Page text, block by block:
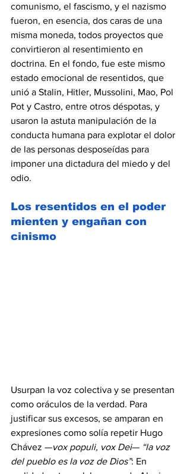
comunismo, el fascismo, y el nazismo
fueron, en esencia, dos caras de una
misma moneda, todos proyectos que
convirtieron al resentimiento en
doctrina. En el fondo, fue este mismo
estado emocional de resentidos, que
unió a Stalin, Hitler, Mussolini, Mao, Pol
Pot y Castro, entre otros déspotas, y
usaron la astuta manipulación de la
conducta humana para explotar el dolor
de las personas desposeídas para
imponer una dictadura del miedo y del
odio.
Los resentidos en el poder
mienten y engañan con
cinismo
Usurpan la voz colectiva y se presentan
como oráculos de la verdad. Para
justificar sus excesos, se amparan en
expresiones como solía repetir Hugo
Chávez —vox populi, vox Dei— “la voz
del pueblo es la voz de Dios”: En